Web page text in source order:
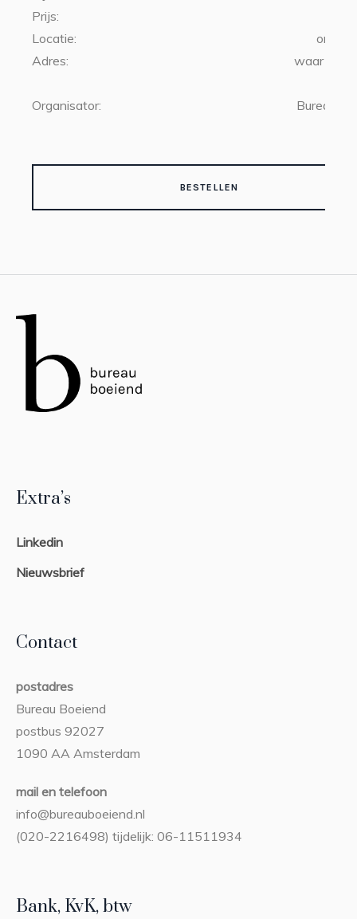
Prijs:
Locatie:
online
Adres:
waar u
Organisator: Bureau
BESTELLEN
Extra’s
Linkedin
Nieuwsbrief
Contact
postadres
Bureau Boeiend
postbus 92027
1090 AA Amsterdam
mail en telefoon
info@bureauboeiend.nl
(020-2216498) tijdelijk: 06-11511934
Bank, KvK, btw